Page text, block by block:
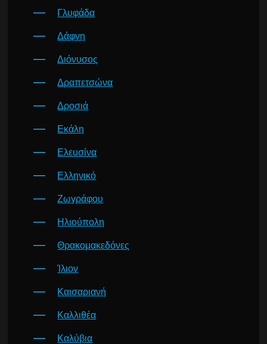
Γλυφάδα
Δάφνη
Διόνυσος
Δραπετσώνα
Δροσιά
Εκάλη
Ελευσίνα
Ελληνικό
Ζωγράφου
Ηλιούπολη
Θρακομακεδόνες
Ίλιον
Καισαριανή
Καλλιθέα
Καλύβια